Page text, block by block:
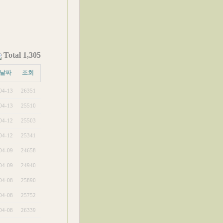
Total 1,305
짜 조회
13 26351
13 25510
12 25503
12 25341
09 24658
09 24940
08 25890
08 25752
08 26339